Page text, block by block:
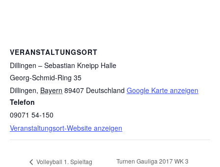
VERANSTALTUNGSORT
Dillingen – Sebastian Kneipp Halle
Georg-Schmid-Ring 35
Dillingen, Bayern 89407 Deutschland Google Karte anzeigen
Telefon
09071 54-150
Veranstaltungsort-Website anzeigen
Volleyball 1. Spieltag
Turnen Gauliga 2017 WK 3